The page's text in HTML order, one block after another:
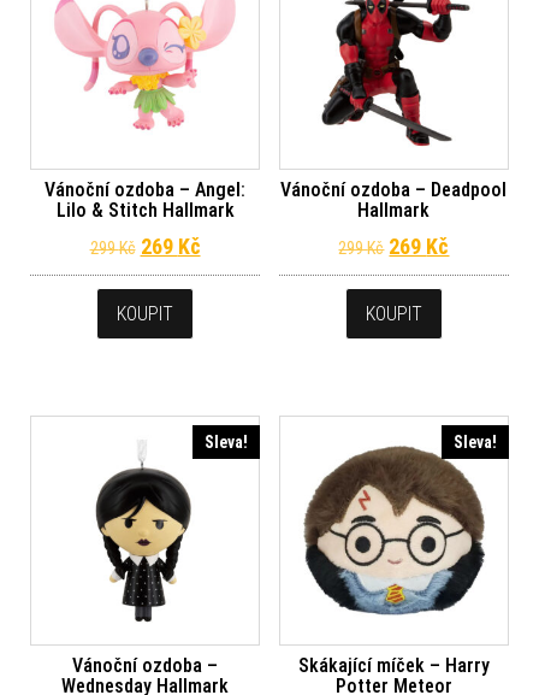
Vánoční ozdoba – Angel:
Lilo & Stitch Hallmark
299Kč Původní cena byla: 299 Kč.
269 KčAktuální cena je: 269 Kč.
KOUPIT
Vánoční ozdoba – Deadpool
Hallmark
299Kč Původní cena
269 Kč
KOUPIT
Sleva!
Vánoční ozdoba –
Wednesday Hallmark
Sleva!
Skákající míček – Harry
Potter Meteor